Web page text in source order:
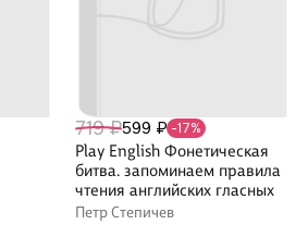
719 ₽599 ₽ -17%
Play English Фонетическая
битва. запоминаем правила
чтения английских гласных
Петр Степичев